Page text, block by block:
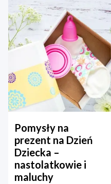
Pomysły na
prezent na Dzień
Dziecka –
nastolatkowie i
maluchy